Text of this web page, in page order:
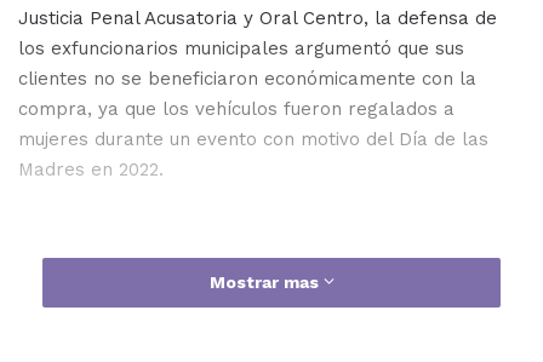
Justicia Penal Acusatoria y Oral Centro, la defensa de
los exfuncionarios municipales argumentó que sus
clientes no se beneficiaron económicamente con la
compra, ya que los vehículos fueron regalados a
mujeres durante un evento con motivo del Día de las
Madres en 2022.
La Fiscalía sostuvo que los implicados estaban al tanto
de que solo se pueden adquirir vehículos nuevos para
Mostrar mas